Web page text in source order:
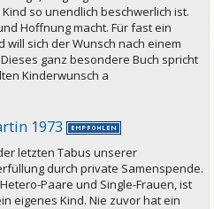
so unendlich beschwerlich ist.
Hoffnung macht. Für fast ein
will sich der Wunsch nach einem
ganz besondere Buch spricht
Kinderwunsch a
1973
letzten Tabus unserer
durch private Samenspende.
Paare und Single-Frauen, ist
eigenes Kind. Nie zuvor hat ein